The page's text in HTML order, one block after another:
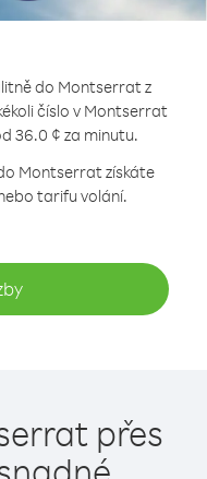
do Montserrat z
číslo v Montserrat
36.0 ¢ za minutu.
Montserrat získáte
tarifu volání.
přes